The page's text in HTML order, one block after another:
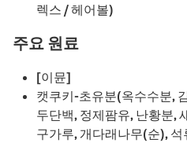
렉스 / 헤어볼)
주요 원료
[이뮨]
캣쿠키-초유분(옥수수분,
두단백, 정제팜유, 난황분,
구가루, 개다래나무(순),